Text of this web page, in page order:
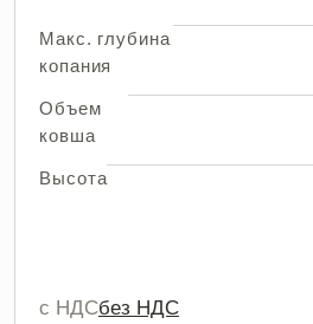
Макс. глубина
копания
Объем
ковша
Высота
с НДСбез НДС